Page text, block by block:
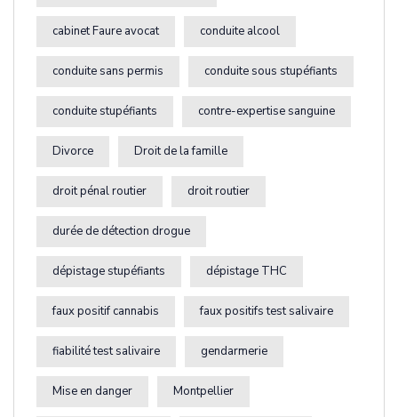
cabinet Faure avocat conduite alcool
conduite sans permis conduite sous stupéfiants
conduite stupéfiants contre-expertise sanguine
Divorce Droit de la famille
droit pénal routier droit routier
durée de détection drogue
dépistage stupéfiants dépistage THC
faux positif cannabis faux positifs test salivaire
fiabilité test salivaire gendarmerie
Mise en danger Montpellier